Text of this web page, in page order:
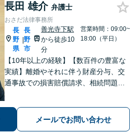
長田 雄介 弁護士
おさだ法律事務所
長
野
県
|
長
野
市
善光寺下駅
から徒歩10
分
営業時間：09:00~
18:00（平日）
【10年以上の経験】【数百件の豊富な
実績】離婚やそれに伴う財産分与、交
通事故での損害賠償請求、相続問題な
戸建て事務所です。【休日・夜間相談
可】
メールでお問い合わせ